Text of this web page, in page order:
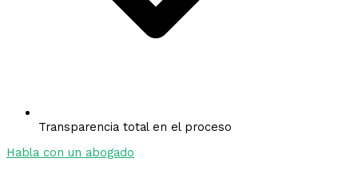
Transparencia total en el proceso
Habla con un abogado